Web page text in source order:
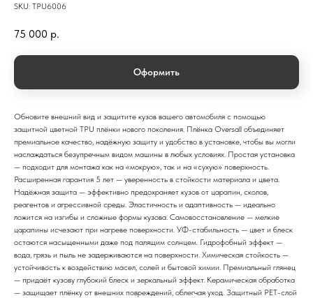
SKU: TPU6006
75 000 р.
Оформить
Обновите внешний вид и защитите кузов вашего автомобиля с помощью
защитной цветной TPU плёнки нового поколения. Плёнка Oversall объединяет
премиальное качество, надёжную защиту и удобство в установке, чтобы вы могли
наслаждаться безупречным видом машины в любых условиях. Простая установка
— подходит для монтажа как на «мокрую», так и на «сухую» поверхность.
Расширенная гарантия 5 лет — уверенность в стойкости материала и цвета.
Надёжная защита — эффективно предохраняет кузов от царапин, сколов,
реагентов и агрессивной среды. Эластичность и адаптивность — идеально
ложится на изгибы и сложные формы кузова. Самовосстановление — мелкие
царапины исчезают при нагреве поверхности. УФ-стабильность — цвет и блеск
остаются насыщенными даже под палящим солнцем. Гидрофобный эффект —
вода, грязь и пыль не задерживаются на поверхности. Химическая стойкость —
устойчивость к воздействию масел, солей и бытовой химии. Премиальный глянец
— придаёт кузову глубокий блеск и зеркальный эффект. Керамическая обработка
— защищает плёнку от внешних повреждений, облегчая уход. Защитный PET-слой